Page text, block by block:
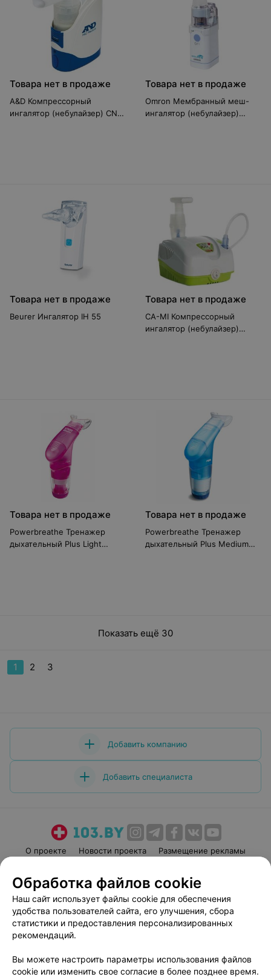
Товара нет в продаже
A&D Компрессорный
ингалятор (небулайзер) CN-
Товара нет в продаже
Omron Мембранный меш-
ингалятор (небулайзер)
Товара нет в продаже
Beurer Ингалятор IH 55
Товара нет в продаже
CA-MI Компрессорный
ингалятор (небулайзер)
Товара нет в продаже
Powerbreathe Тренажер
дыхательный Plus Light
Товара нет в продаже
Powerbreathe Тренажер
дыхательный Plus Medium
Показать ещё 30
1 2 3
Добавить компанию
Добавить специалиста
О проекте Новости проекта
Размещение рекламы
Пользовательское соглашение
Способы оплаты
Вакансии
Партнеры
Написать руководителю 103.by
Обработка персональных данных
Обработка файлов cookie
Наш сайт использует файлы cookie для обеспечения
удобства пользователей сайта, его улучшения, сбора
статистики и предоставления персонализированных
рекомендаций.
Вы можете настроить параметры использования файлов
cookie или изменить свое согласие в более позднее время.